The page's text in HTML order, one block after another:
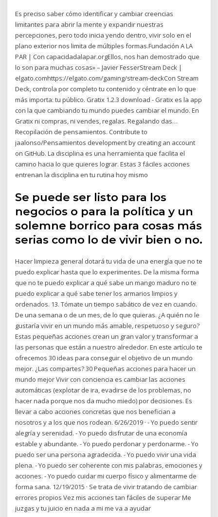
Es preciso saber cómo identificar y cambiar creencias
limitantes para abrir la mente y expandir nuestras
percepciones, pero todo inicia yendo dentro, vivir solo en el
plano exterior nos limita de múltiples formas.Fundación A LA
PAR | Con capacidadalapar.orgEllos, nos han demostrado que
lo son para muchas cosas» – Javier FesserStream Deck |
elgato.comhttps://elgato.com/gaming/stream-deckCon Stream
Deck, controla por completo tu contenido y céntrate en lo que
más importa: tu público. Gratix 1.2.3 download - Gratix es la app
con la que cambiando tu mundo puedes cambiar el mundo. En
Gratix ni compras, ni vendes, regalas. Regalando das…
Recopilación de pensamientos. Contribute to
jaalonso/Pensamientos development by creating an account
on GitHub. La disciplina es una herramienta que facilita el
camino hacia lo que quieres lograr. Estas 3 fáciles acciones
entrenan la disciplina en tu rutina hoy mismo
Se puede ser listo para los
negocios o para la política y un
solemne borrico para cosas más
serias como lo de vivir bien o no.
Hacer limpieza general dotará tu vida de una energía que no te
puedo explicar hasta que lo experimentes. De la misma forma
que no te puedo explicar a qué sabe un mango maduro no te
puedo explicar a qué sabe tener los armarios limpios y
ordenados. 13. Tómate un tiempo sabático de vez en cuando.
De una semana o de un mes, de lo que quieras. ¿A quién no le
gustaría vivir en un mundo más amable, respetuoso y seguro?
Estas pequeñas acciones crean un gran valor y transformar a
las personas que están a nuestro alrededor. En este artículo te
ofrecemos 30 ideas para conseguir el objetivo de un mundo
mejor. ¿Las compartes? 30 Pequeñas acciones para hacer un
mundo mejor Vivir con conciencia es cambiar las acciones
automáticas (explotar de ira, evadirse de los problemas, no
hacer nada porque nos da mucho miedo) por decisiones. Es
llevar a cabo acciones concretas que nos benefician a
nosotros y a los que nos rodean. 6/26/2019 · - Yo puedo sentir
alegría y serenidad. - Yo puedo disfrutar de una economía
estable y abundante. - Yo puedo perdonar y perdonarme. - Yo
puedo ser una persona agradecida. - Yo puedo vivir una vida
plena. - Yo puedo ser coherente con mis palabras, emociones y
acciones. - Yo puedo cuidar mi cuerpo físico y alimentarme de
forma sana. 12/19/2015 · Se trata de vivir tratando de cambiar
errores propios Vez mis acciones tan fáciles de superar Me
juzgas y tu juicio en nada a mi me va a ayudar